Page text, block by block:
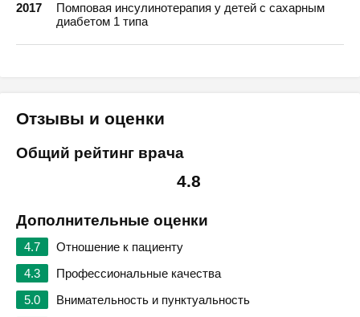
2017
Помповая инсулинотерапия у детей с сахарным
диабетом 1 типа
Отзывы и оценки
Общий рейтинг врача
4.8
Дополнительные оценки
4.7
Отношение к пациенту
4.3
Профессиональные качества
5.0
Внимательность и пунктуальность